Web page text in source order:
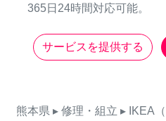
365日24時間対応可能。
サービスを提供する
熊本県 ▸ 修理・組立 ▸ IKEA